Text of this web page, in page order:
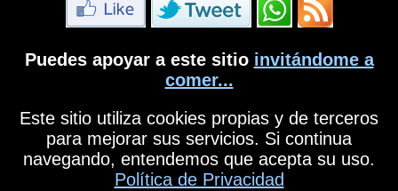
Puedes apoyar a este sitio invitándome a
comer...
Este sitio utiliza cookies propias y de terceros
para mejorar sus servicios. Si continua
navegando, entendemos que acepta su uso.
Política de Privacidad